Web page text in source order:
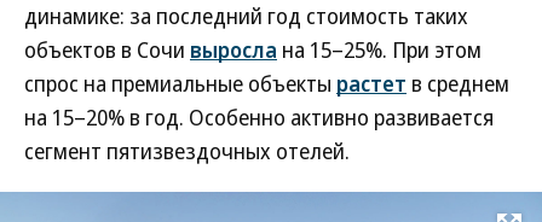
динамике: за последний год стоимость таких
объектов в Сочи выросла на 15–25%. При этом
спрос на премиальные объекты растет в среднем
на 15–20% в год. Особенно активно развивается
сегмент пятизвездочных отелей.